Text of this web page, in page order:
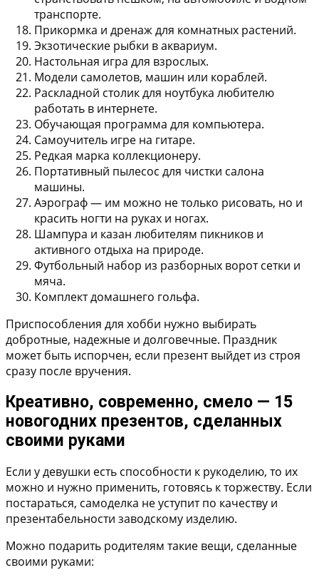
транспорте.
Прикормка и дренаж для комнатных растений.
Экзотические рыбки в аквариум.
Настольная игра для взрослых.
Модели самолетов, машин или кораблей.
Раскладной столик для ноутбука любителю
работать в интернете.
Обучающая программа для компьютера.
Самоучитель игре на гитаре.
Редкая марка коллекционеру.
Портативный пылесос для чистки салона
машины.
Аэрограф — им можно не только рисовать, но и
красить ногти на руках и ногах.
Шампура и казан любителям пикников и
активного отдыха на природе.
Футбольный набор из разборных ворот сетки и
мяча.
Комплект домашнего гольфа.
Приспособления для хобби нужно выбирать
добротные, надежные и долговечные. Праздник
может быть испорчен, если презент выйдет из строя
сразу после вручения.
Креативно, современно, смело — 15
новогодних презентов, сделанных
своими руками
Если у девушки есть способности к рукоделию, то их
можно и нужно применить, готовясь к торжеству. Если
постараться, самоделка не уступит по качеству и
презентабельности заводскому изделию.
Можно подарить родителям такие вещи, сделанные
своими руками: